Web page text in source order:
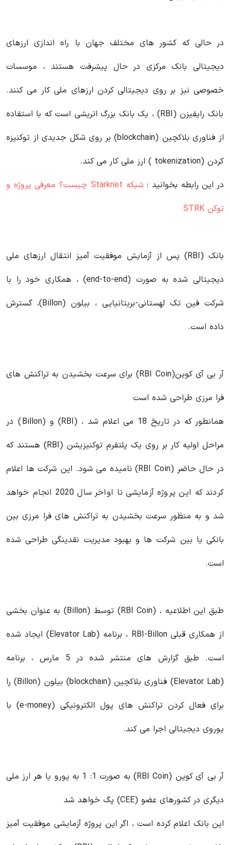
در حالی که کشور های مختلف جهان با راه اندازی ارزهای
دیجیتالی بانک مرکزی در حال پیشرفت هستند ، موسسات
خصوصی نیز بر روی دیجیتالی کردن ارزهای ملی کار می کنند.
بانک رایفیزن (RBI) ، یک بانک بزرگ اتریشی است که با استفاده
از فناوری بلاکچین (blockchain) بر روی شکل جدیدی از توکنیزه
کردن (tokenization ) ارز ملی کار می کند.
در این رابطه بخوانید‌ :
شبکه Starknet چیست؟ معرفی پروژه و
توکن STRK
بانک (RBI) پس از آزمایش موفقیت آمیز انتقال ارزهای ملی
دیجیتالی شده به صورت (end-to-end) ، همکاری خود را با
شرکت فین تک لهستانی-بریتانیایی ، بیلون (Billon)، گسترش
داده است.
آر بی آی کوین(RBI Coin) برای سرعت بخشیدن به تراکنش های
فرا مرزی طراحی شده است
همانطور که در تاریخ 18 می اعلام شد ، (RBI) و (Billon) در
مراحل اولیه کار بر روی یک پلتفرم توکنیزیشن (RBI) هستند که
در حال حاضر (RBI Coin) نامیده می شود. این شرکت ها اعلام
کردند که این پروژه آزمایشی تا اواخر سال 2020 انجام خواهد
شد و به منظور سرعت بخشیدن به تراکنش های فرا مرزی بین
بانکی یا بین شرکت ها و بهبود مدیریت نقدینگی طراحی شده
است.
طبق این اطلاعیه ، (RBI Coin) توسط (Billon) به عنوان بخشی
از همکاری قبلی RBI-Billon ، برنامه (Elevator Lab) ایجاد شده
است. طبق گزارش های منتشر شده در 5 مارس ، برنامه
(Elevator Lab) فناوری بلاکچین (blockchain) بیلون (Billon) را
برای فعال کردن تراکنش های پول الکترونیکی (e-money) با
یوروی دیجیتالی اجرا می کند.
آر بی آی کوین (RBI Coin) به صورت 1: 1 به یورو یا هر ارز ملی
دیگری در کشورهای عضو (CEE) پگ خواهد شد
این بانک اعلام کرده است ، اگر این پروژه آزمایشی موفقیت آمیز